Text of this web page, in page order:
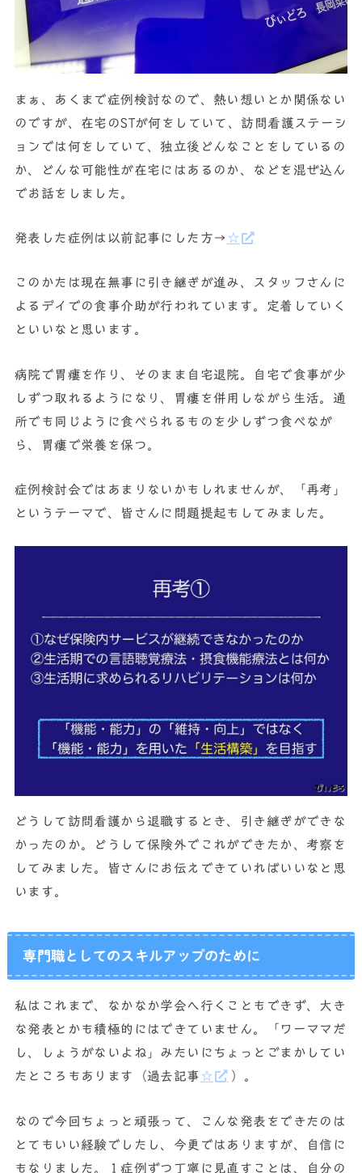
まぁ、あくまで症例検討なので、熱い想いとか関係ない
のですが、在宅のSTが何をしていて、訪問看護ステーシ
ョンでは何をしていて、独立後どんなことをしているの
か、どんな可能性が在宅にはあるのか、などを混ぜ込ん
でお話をしました。
発表した症例は以前記事にした方→ ☆
このかたは現在無事に引き継ぎが進み、スタッフさんに
よるデイでの食事介助が行われています。定着していく
といいなと思います。
病院で胃瘻を作り、そのまま自宅退院。自宅で食事が少
しずつ取れるようになり、胃瘻を併用しながら生活。通
所でも同じように食べられるものを少しずつ食べなが
ら、胃瘻で栄養を保つ。
症例検討会ではあまりないかもしれませんが、「再考」
というテーマで、皆さんに問題提起もしてみました。
どうして訪問看護から退職するとき、引き継ぎができな
かったのか。どうして保険外でこれができたか、考察を
してみました。皆さんにお伝えできていればいいなと思
います。
専門職としてのスキルアップのために
私はこれまで、なかなか学会へ行くこともできず、大き
な発表とかも積極的にはできていません。「ワーママだ
し、しょうがないよね」みたいにちょっとごまかしてい
たところもあります（過去記事☆ ）。
なので今回ちょっと頑張って、こんな発表をできたのは
とてもいい経験でしたし、今更ではありますが、自信に
もなりました。１症例ずつ丁寧に見直すことは、自分の